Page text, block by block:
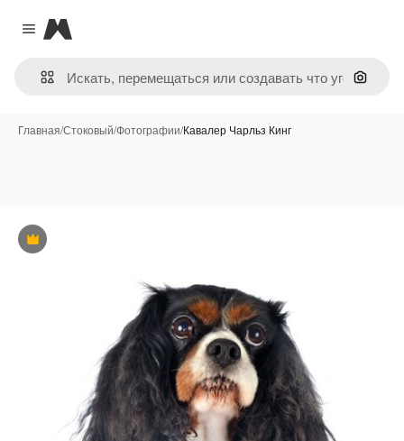
Close menu
Magnific
Поиск
Главная/Стоковый/Фотографии/Кавалер Чарльз Кинг
Премиум